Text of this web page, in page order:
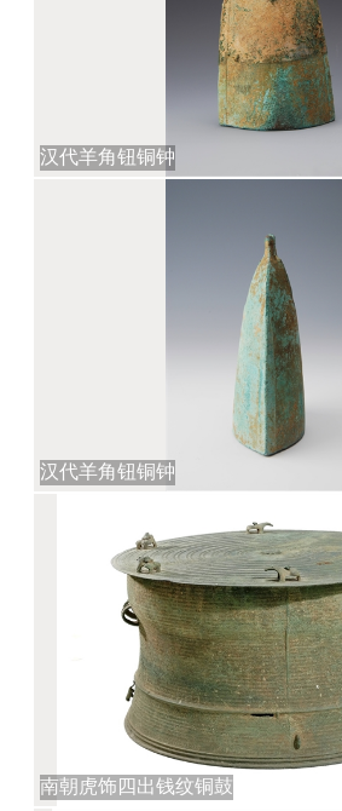
汉代羊角钮铜钟
汉代羊角钮铜钟
南朝虎饰四出钱纹铜鼓